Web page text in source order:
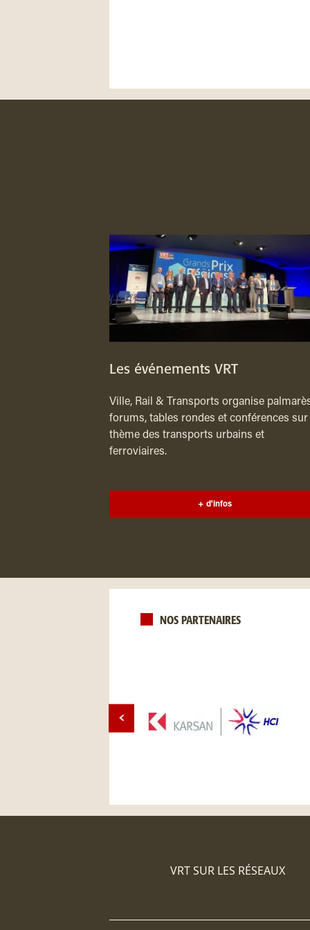
Les événements VRT
Ville, Rail & Transports organise
forums, tables rondes et conférences sur
thème des transports urbains et
ferroviaires.
+ d'infos
NOS PARTENAIRES
VRT SUR LES RÉSEAUX